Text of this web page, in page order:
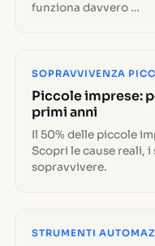
funziona davvero …
SOPRAVVIVENZA
Piccole imprese:
primi anni
Il 50% delle piccole
Scopri le cause reali,
sopravvivere.
STRUMENTI